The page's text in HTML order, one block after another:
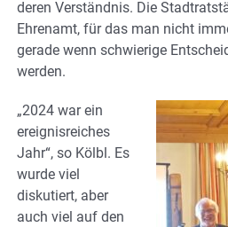
deren Verständnis. Die
Ehrenamt, für das man nicht
gerade wenn schwierige
werden.
„2024 war ein
ereignisreiches
Jahr“, so Kölbl. Es
wurde viel
diskutiert, aber
auch viel auf den